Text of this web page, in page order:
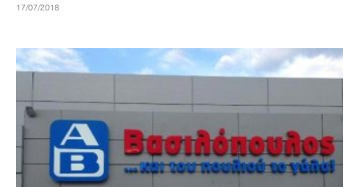
17/07/2018